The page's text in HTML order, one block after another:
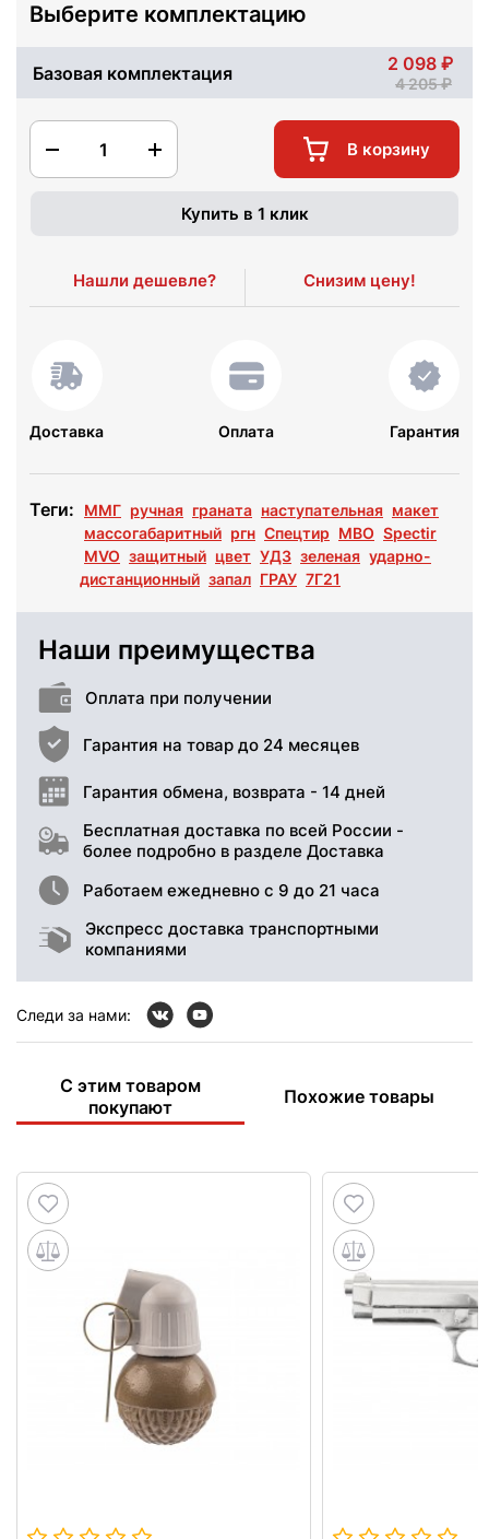
Выберите комплектацию
Базовая комплектация 2 098
4 205
1 В корзину
Купить в 1 клик
Нашли дешевле? Снизим цену!
Доставка Оплата Гарантия
Теги: ММГ ручная граната наступательная макет
массогабаритный ргн Спецтир МВО Spectir
MVO защитный цвет УДЗ зеленая ударно-
дистанционный запал ГРАУ 7Г21
Наши преимущества
Оплата при получении
Гарантия на товар до 24 месяцев
Гарантия обмена, возврата - 14 дней
Бесплатная доставка по всей России -
более подробно в разделе Доставка
Работаем ежедневно с 9 до 21 часа
Экспресс доставка транспортными
компаниями
Следи за нами:
С этим товаром
покупают
Похожие товары